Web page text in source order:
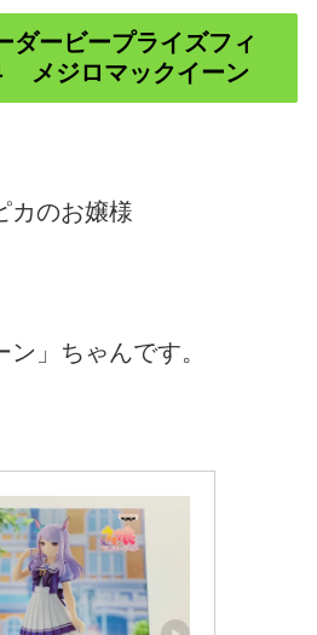
ダービープライズフィ
メジロマックイーン
カのお嬢様
ン」ちゃんです。